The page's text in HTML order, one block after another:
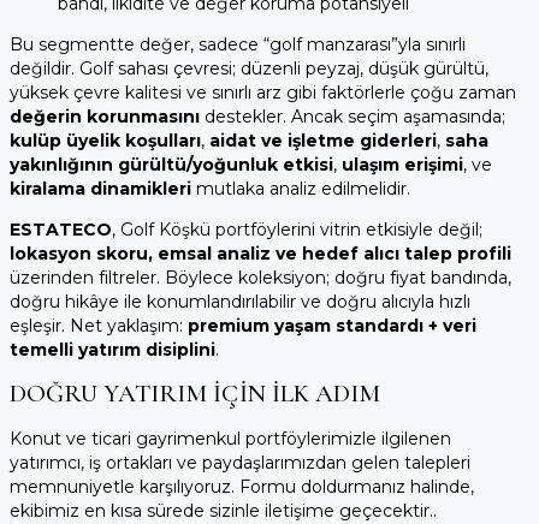
Bu segmentte değer, sadece “golf manzarası”yla sınırlı
değildir. Golf sahası çevresi; düzenli peyzaj, düşük gürültü,
yüksek çevre kalitesi ve sınırlı arz gibi faktörlerle çoğu zaman
değerin korunmasını destekler. Ancak seçim aşamasında;
kulüp üyelik koşulları, aidat ve işletme giderleri, saha
yakınlığının gürültü/yoğunluk etkisi, ulaşım erişimi, ve
kiralama dinamikleri mutlaka analiz edilmelidir.
ESTATECO, Golf Köşkü portföylerini vitrin etkisiyle değil;
lokasyon skoru, emsal analiz ve hedef alıcı talep profili
üzerinden filtreler. Böylece koleksiyon; doğru fiyat bandında,
doğru hikâye ile konumlandırılabilir ve doğru alıcıyla hızlı
eşleşir. Net yaklaşım: premium yaşam standardı + veri
temelli yatırım disiplini.
DOĞRU YATIRIM İÇİN İLK ADIM
Konut ve ticari gayrimenkul portföylerimizle ilgilenen
yatırımcı, iş ortakları ve paydaşlarımızdan gelen talepleri
memnuniyetle karşılıyoruz. Formu doldurmanız halinde,
ekibimiz en kısa sürede sizinle iletişime geçecektir..